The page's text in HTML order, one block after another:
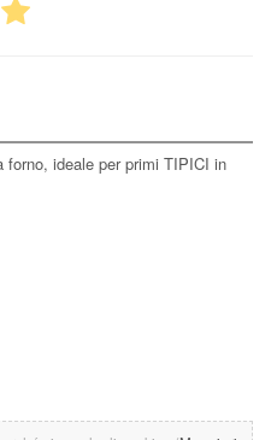
forno, ideale per primi TIPICI in